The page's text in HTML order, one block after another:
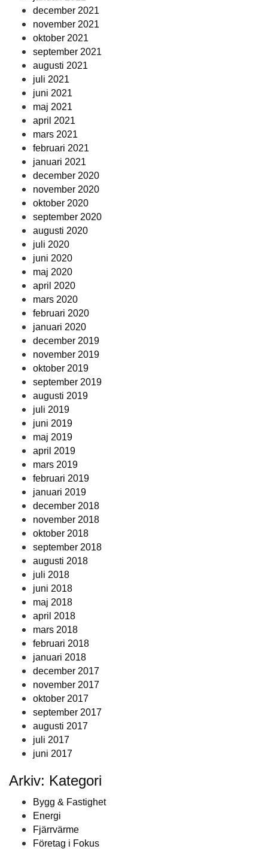
december 2021
november 2021
oktober 2021
september 2021
augusti 2021
juli 2021
juni 2021
maj 2021
april 2021
mars 2021
februari 2021
januari 2021
december 2020
november 2020
oktober 2020
september 2020
augusti 2020
juli 2020
juni 2020
maj 2020
april 2020
mars 2020
februari 2020
januari 2020
december 2019
november 2019
oktober 2019
september 2019
augusti 2019
juli 2019
juni 2019
maj 2019
april 2019
mars 2019
februari 2019
januari 2019
december 2018
november 2018
oktober 2018
september 2018
augusti 2018
juli 2018
juni 2018
maj 2018
april 2018
mars 2018
februari 2018
januari 2018
december 2017
november 2017
oktober 2017
september 2017
augusti 2017
juli 2017
juni 2017
Arkiv: Kategori
Bygg & Fastighet
Energi
Fjärrvärme
Företag i Fokus